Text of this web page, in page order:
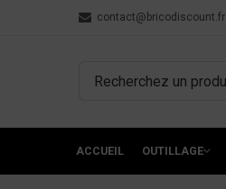
contact@bricodiscount.fr
ACCUEIL OUTILLAGE